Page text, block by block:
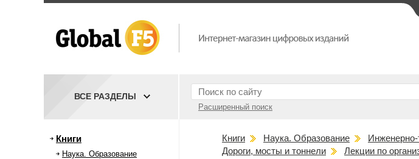
Расширенный поиск
ВСЕ РАЗДЕЛЫ
Книги
Наука. Образование
Книги Наука. Образование Инженерно-
Дороги, мосты и тоннели
Лекции по